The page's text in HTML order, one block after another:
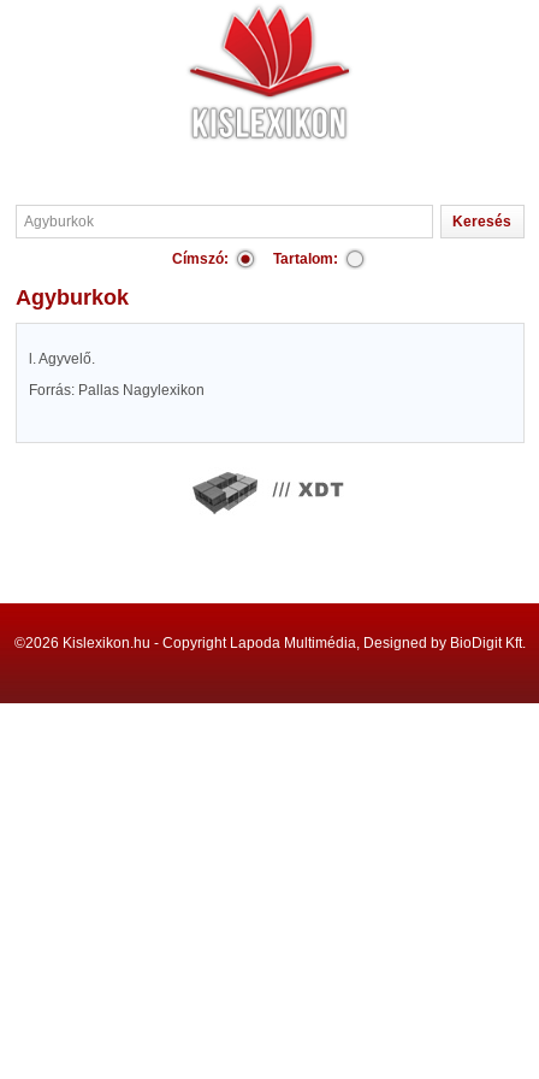
Címszó: Tartalom:
Agyburkok
l. Agyvelő.
Forrás: Pallas Nagylexikon
©2026 Kislexikon.hu - Copyright Lapoda Multimédia, Designed by BioDigit Kft.